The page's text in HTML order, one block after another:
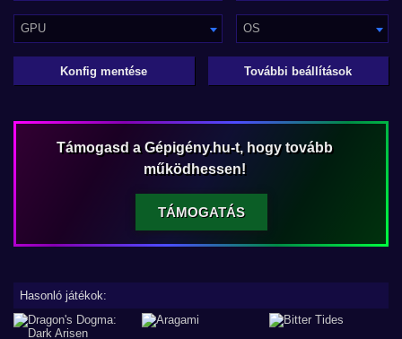
GPU OS
Konfig mentése További beállítások
Támogasd a Gépigény.hu-t, hogy tovább
működhessen!
TÁMOGATÁS
Hasonló játékok: